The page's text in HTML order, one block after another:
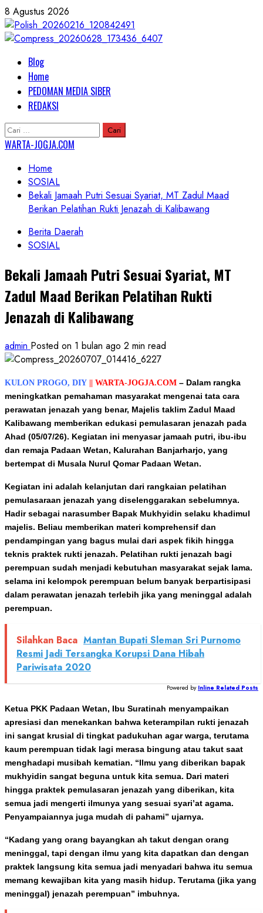
Skip
to
content
8 Agustus 2026
Primary
Menu
Blog
Home
PEDOMAN MEDIA SIBER
REDAKSI
Cari
untuk:
WARTA-JOGJA.COM
Home
SOSIAL
Bekali Jamaah Putri Sesuai Syariat, MT Zadul Maad
Berikan Pelatihan Rukti Jenazah di Kalibawang
Berita Daerah
SOSIAL
Bekali Jamaah Putri Sesuai Syariat, MT
Zadul Maad Berikan Pelatihan Rukti
Jenazah di Kalibawang
admin Posted on 1 bulan ago 2 min read
KULON PROGO, DIY || WARTA-JOGJA.COM – Dalam rangka
meningkatkan pemahaman masyarakat mengenai tata cara
perawatan jenazah yang benar, Majelis taklim Zadul Maad
Kalibawang memberikan edukasi pemulasaran jenazah pada
Ahad (05/07/26). Kegiatan ini menyasar jamaah putri, ibu-ibu
dan remaja Padaan Wetan, Kalurahan Banjarharjo, yang
bertempat di Musala Nurul Qomar Padaan Wetan.
Kegiatan ini adalah kelanjutan dari rangkaian pelatihan
pemulasaraan jenazah yang diselenggarakan sebelumnya.
Hadir sebagai narasumber Bapak Mukhyidin selaku khadimul
majelis. Beliau memberikan materi komprehensif dan
pendampingan yang bagus mulai dari aspek fikih hingga
teknis praktek rukti jenazah. Pelatihan rukti jenazah bagi
perempuan sudah menjadi kebutuhan masyarakat sejak lama.
selama ini kelompok perempuan belum banyak berpartisipasi
dalam perawatan jenazah terlebih jika yang meninggal adalah
perempuan.
Silahkan Baca Mantan Bupati Sleman Sri Purnomo
Resmi Jadi Tersangka Korupsi Dana Hibah
Pariwisata 2020
Powered by Inline Related Posts
Ketua PKK Padaan Wetan, Ibu Suratinah menyampaikan
apresiasi dan menekankan bahwa keterampilan rukti jenazah
ini sangat krusial di tingkat padukuhan agar warga, terutama
kaum perempuan tidak lagi merasa bingung atau takut saat
menghadapi musibah kematian. “Ilmu yang diberikan bapak
mukhyidin sangat beguna untuk kita semua. Dari materi
hingga praktek pemulasaran jenazah yang diberikan, kita
semua jadi mengerti ilmunya yang sesuai syari’at agama.
Penyampaiannya juga mudah di pahami” ujarnya.
“Kadang yang orang bayangkan ah takut dengan orang
meninggal, tapi dengan ilmu yang kita dapatkan dan dengan
praktek langsung kita semua jadi menyadari bahwa itu semua
memang kewajiban kita yang masih hidup. Terutama (jika yang
meninggal) jenazah perempuan” imbuhnya.